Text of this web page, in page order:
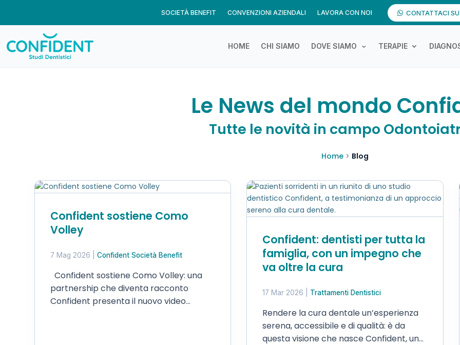
SOCIETÀ BENEFIT CONVENZIONI AZIENDALI LAVORA CON NOI CONTATTACI
HOME CHI SIAMO DOVE SIAMO TERAPIE
Le News del mondo
Tutte le novità in campo
Home > Blog
Confident sostiene Como
Volley
7 Mag 2026 |Confident Società Benefit
Confident sostiene Como Volley: una
partnership che diventa racconto
Confident presenta il nuovo video
Confident: dentisti per tutta la
famiglia, con un impegno che
va oltre la cura
17 Mar 2026 Trattamenti Dentistici
Rendere la cura dentale un’esperienza
serena, accessibile e di qualità: è da
questa visione che nasce Confident, una